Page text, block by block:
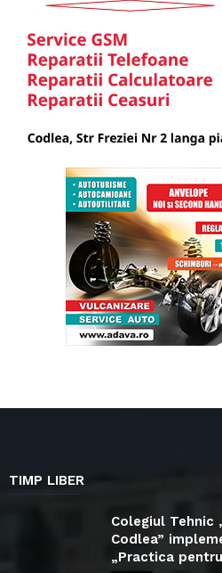
TIMP LIBER
Colegiul Tehnic
Codlea”
„Practica